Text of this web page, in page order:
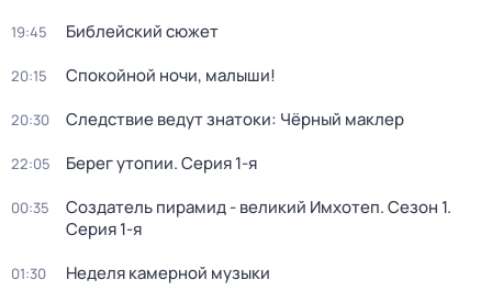
19:45 Библейский сюжет
20:15 Спокойной ночи, малыши!
20:30 Следствие ведут знатоки: Чёрный маклер
22:05 Берег утопии. Серия 1-я
00:35 Создатель пирамид - великий Имхотеп. Сезон 1.
Серия 1-я
01:30 Неделя камерной музыки